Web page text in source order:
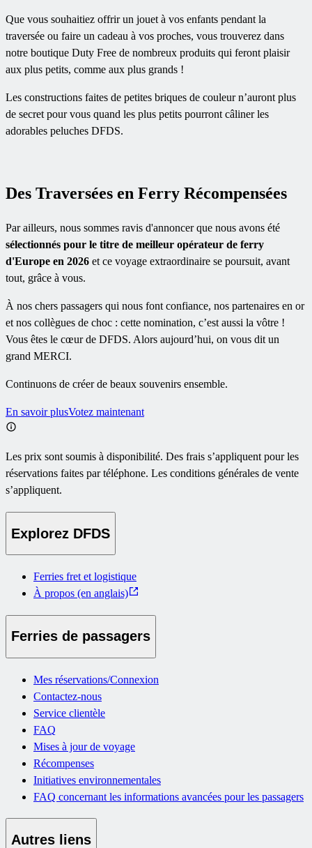
Que vous souhaitiez offrir un jouet à vos enfants pendant la
traversée ou faire un cadeau à vos proches, vous trouverez dans
notre boutique Duty Free de nombreux produits qui feront plaisir
aux plus petits, comme aux plus grands !
Les constructions faites de petites briques de couleur n’auront plus
de secret pour vous quand les plus petits pourront câliner les
adorables peluches DFDS.
Des Traversées en Ferry Récompensées
Par ailleurs, nous sommes ravis d'annoncer que nous avons été
sélectionnés pour le titre de meilleur opérateur de ferry
d'Europe en 2026 et ce voyage extraordinaire se poursuit, avant
tout, grâce à vous.
À nos chers passagers qui nous font confiance, nos partenaires en or
et nos collègues de choc : cette nomination, c’est aussi la vôtre !
Vous êtes le cœur de DFDS. Alors aujourd’hui, on vous dit un
grand MERCI.
Continuons de créer de beaux souvenirs ensemble.
En savoir plusVotez maintenant
Les prix sont soumis à disponibilité. Des frais s’appliquent pour les
réservations faites par téléphone. Les conditions générales de vente
s’appliquent.
Explorez DFDS
Ferries fret et logistique
À propos (en anglais)
Ferries de passagers
Mes réservations/Connexion
Contactez-nous
Service clientèle
FAQ
Mises à jour de voyage
Récompenses
Initiatives environnementales
FAQ concernant les informations avancées pour les passagers
Autres liens